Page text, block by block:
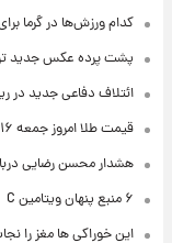
کدام ورزش‌ها در گرما
پشت پرده عکس جدید
ائتلاف دفاعی جدید در
قیمت طلا امروز جمعه ۱۶ مرداد ۱۴۰۵
هشدار محسن رضایی
۶ منبع پنهان ویتامین C
این خوراکی ها مغز را